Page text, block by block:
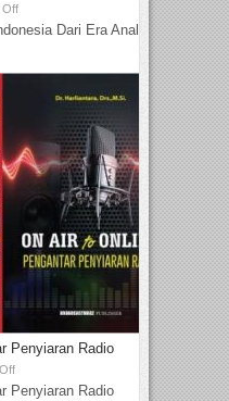
Off
Dari Era Analog
Penyiaran Radio
Penyiaran Radio